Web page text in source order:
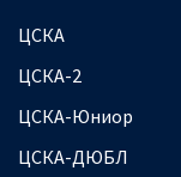
ЦСКА
ЦСКА-2
ЦСКА-Юниор
ЦСКА-ДЮБЛ